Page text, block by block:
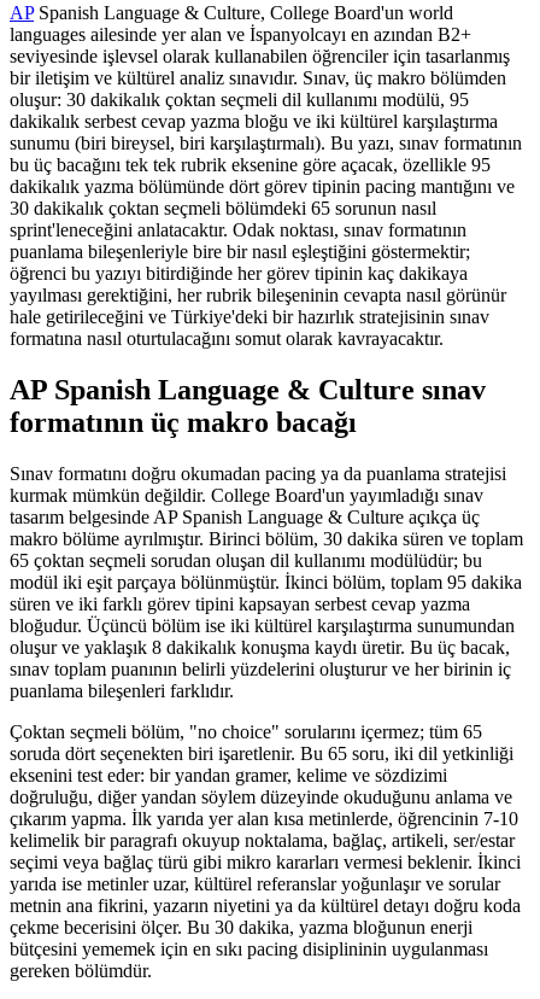
APSpanish Language & Culture, College Board'un world
languages ailesinde yer alan ve İspanyolcayı en azından B2+
seviyesinde işlevsel olarak kullanabilen öğrenciler için tasarlanmış
bir iletişim ve kültürel analiz sınavıdır. Sınav, üç makro bölümden
oluşur: 30 dakikalık çoktan seçmeli dil kullanımı modülü, 95
dakikalık serbest cevap yazma bloğu ve iki kültürel karşılaştırma
sunumu (biri bireysel, biri karşılaştırmalı). Bu yazı, sınav formatının
bu üç bacağını tek tek rubrik eksenine göre açacak, özellikle 95
dakikalık yazma bölümünde dört görev tipinin pacing mantığını ve
30 dakikalık çoktan seçmeli bölümdeki 65 sorunun nasıl
sprint'leneceğini anlatacaktır. Odak noktası, sınav formatının
puanlama bileşenleriyle bire bir nasıl eşleştiğini göstermektir;
öğrenci bu yazıyı bitirdiğinde her görev tipinin kaç dakikaya
yayılması gerektiğini, her rubrik bileşeninin cevapta nasıl görünür
hale getirileceğini ve Türkiye'deki bir hazırlık stratejisinin sınav
formatına nasıl oturtulacağını somut olarak kavrayacaktır.
AP Spanish Language & Culture sınav
formatının üç makro bacağı
Sınav formatını doğru okumadan pacing ya da puanlama stratejisi
kurmak mümkün değildir. College Board'un yayımladığı sınav
tasarım belgesinde AP Spanish Language & Culture açıkça üç
makro bölüme ayrılmıştır. Birinci bölüm, 30 dakika süren ve toplam
65 çoktan seçmeli sorudan oluşan dil kullanımı modülüdür; bu
modül iki eşit parçaya bölünmüştür. İkinci bölüm, toplam 95 dakika
süren ve iki farklı görev tipini kapsayan serbest cevap yazma
bloğudur. Üçüncü bölüm ise iki kültürel karşılaştırma sunumundan
oluşur ve yaklaşık 8 dakikalık konuşma kaydı üretir. Bu üç bacak,
sınav toplam puanının belirli yüzdelerini oluşturur ve her birinin iç
puanlama bileşenleri farklıdır.
Çoktan seçmeli bölüm, "no choice" sorularını içermez; tüm 65
soruda dört seçenekten biri işaretlenir. Bu 65 soru, iki dil yetkinliği
eksenini test eder: bir yandan gramer, kelime ve sözdizimi
doğruluğu, diğer yandan söylem düzeyinde okuduğunu anlama ve
çıkarım yapma. İlk yarıda yer alan kısa metinlerde, öğrencinin 7-10
kelimelik bir paragrafı okuyup noktalama, bağlaç, artikeli, ser/estar
seçimi veya bağlaç türü gibi mikro kararları vermesi beklenir. İkinci
yarıda ise metinler uzar, kültürel referanslar yoğunlaşır ve sorular
metnin ana fikrini, yazarın niyetini ya da kültürel detayı doğru koda
çekme becerisini ölçer. Bu 30 dakika, yazma bloğunun enerji
bütçesini yememek için en sıkı pacing disiplininin uygulanması
gereken bölümdür.